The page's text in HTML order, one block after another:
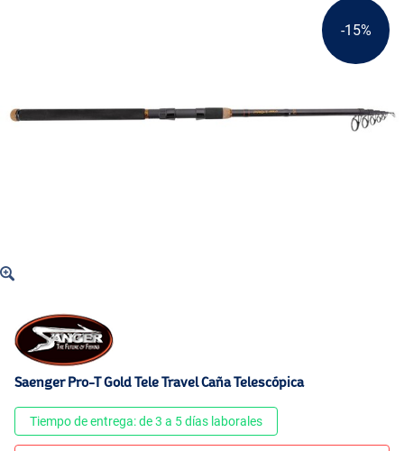
-15%
Saenger Pro-T Gold Tele Travel Caña Telescópica
Tiempo de entrega: de 3 a 5 días laborales